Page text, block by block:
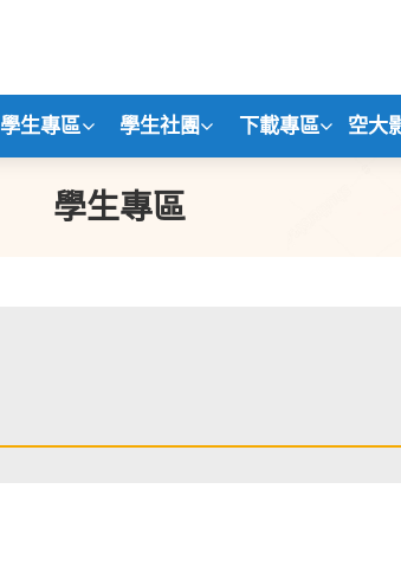
學生專區 學生社團 下載專區 空大
學生專區